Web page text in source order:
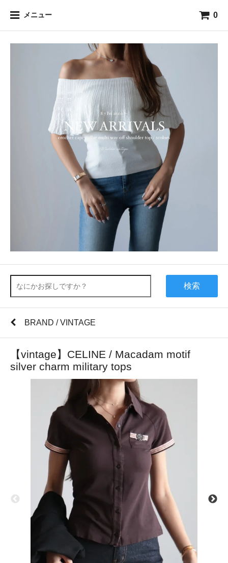
メニュー 0
検索
BRAND / VINTAGE
【vintage】CELINE / Macadam motif
silver charm military tops